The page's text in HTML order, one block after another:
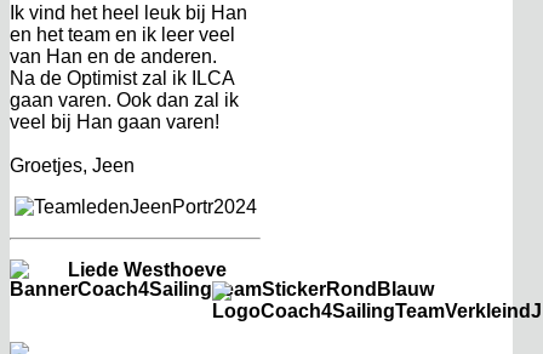
Ik vind het heel leuk bij Han
en het team en ik leer veel
van Han en de anderen.
Na de Optimist zal ik ILCA
gaan varen. Ook dan zal ik
veel bij Han gaan varen!
Groetjes, Jeen
Liede Westhoeve